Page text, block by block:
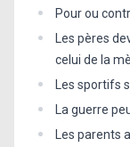
Pour ou
Les pères
celui de la
Les sportifs
La guerre
Les